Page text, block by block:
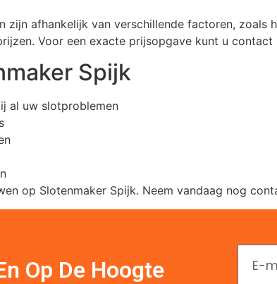
zijn afhankelijk van verschillende factoren, zoals
Voor een exacte prijsopgave kunt u contact
Spijk
al uw slotproblemen
op Slotenmaker Spijk. Neem vandaag nog
Op De Hoogte